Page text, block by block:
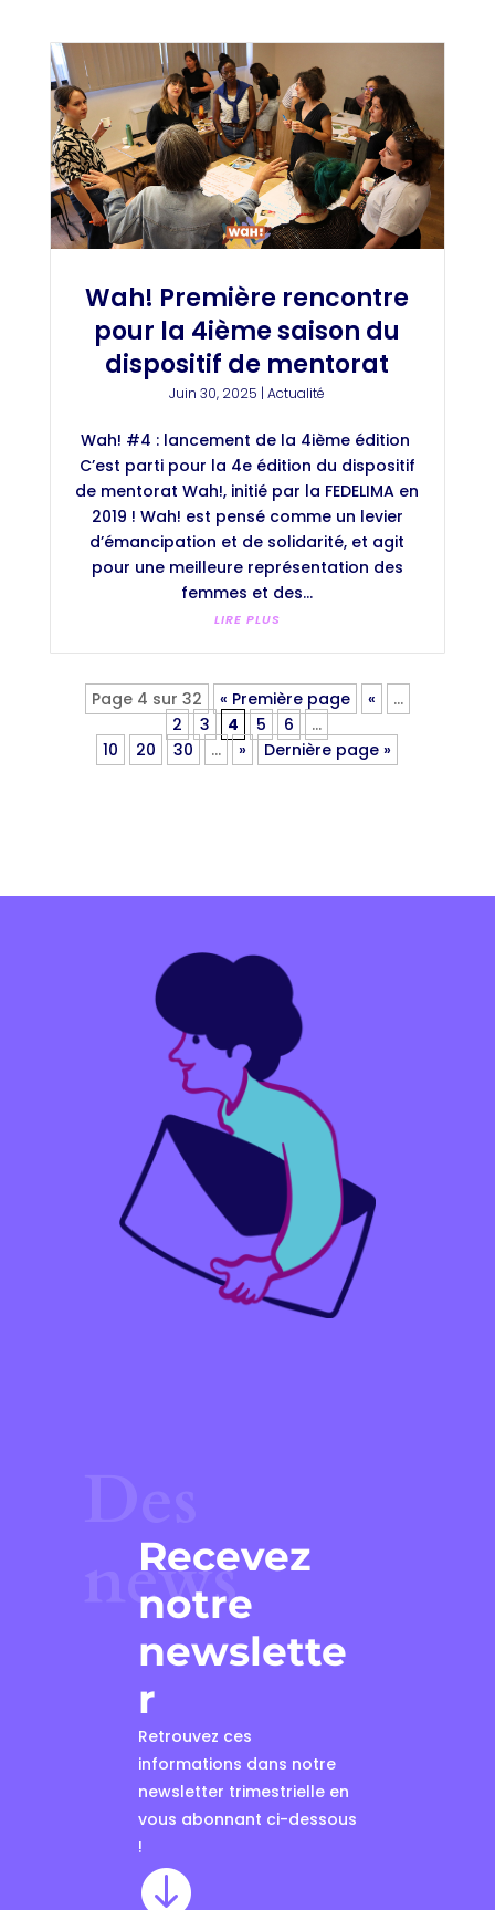
Wah! Première rencontre
pour la 4ième saison du
dispositif de mentorat
Juin 30, 2025 |Actualité
Wah! #4 : lancement de la 4ième édition
C’est parti pour la 4e édition du dispositif
de mentorat Wah!, initié par la FEDELIMA en
2019 ! Wah! est pensé comme un levier
d’émancipation et de solidarité, et agit
pour une meilleure représentation des
femmes et des...
LIRE PLUS
Page 4 sur 32 « Première page «
…
2
3 4 5 6
…
10
20 30 … » Dernière page »
news
Recevez
notre
newslette
r
Retrouvez ces
informations dans notre
newsletter trimestrielle en
vous abonnant ci-dessous
!
